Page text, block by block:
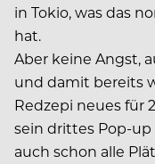
in Tokio, was das
hat.
Aber keine Angst,
und damit bereits
Redzepi neues für
sein drittes Pop-
auch schon alle